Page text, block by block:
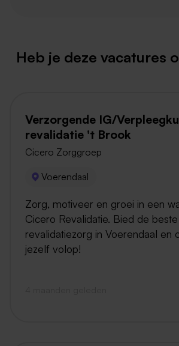
Heb je deze vacatures
Verzorgende IG/
revalidatie 't Brook
Cicero Zorggroep
Voerendaal
Zorg, motiveer en groei in een
Cicero Revalidatie. Bied de beste
revalidatiezorg in Voerendaal en
jezelf volop!